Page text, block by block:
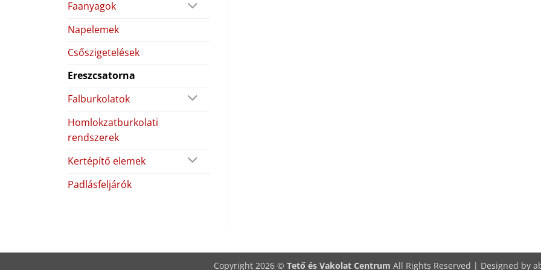
Faanyagok
Napelemek
Csőszigetelések
Ereszcsatorna
Falburkolatok
Homlokzatburkolati
rendszerek
Kertépítő elemek
Padlásfeljárók
Copyright 2026 © Tető és Vakolat Centrum All Rights Reserved | Designed by